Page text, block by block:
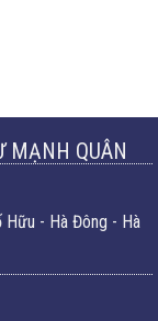
MẠNH QUÂN
Hữu - Hà Đông - Hà